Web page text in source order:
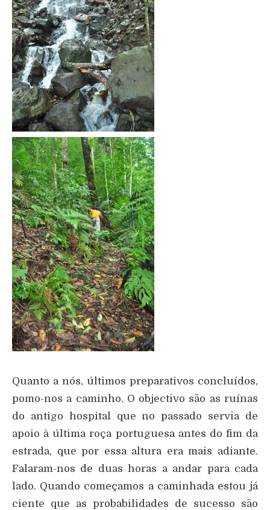
Quanto a nós, últimos preparativos concluídos,
pomo-nos a caminho. O objectivo são as ruínas
do antigo hospital que no passado servia de
apoio à última roça portuguesa antes do fim da
estrada, que por essa altura era mais adiante.
Falaram-nos de duas horas a andar para cada
lado. Quando começamos a caminhada estou já
ciente que as probabilidades de sucesso são